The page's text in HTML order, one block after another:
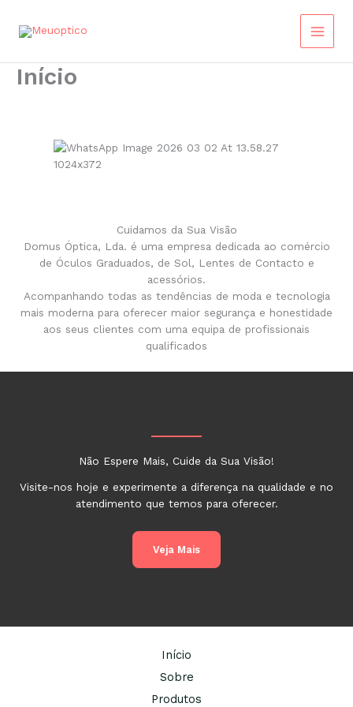
content
Início
Cuidamos da Sua Visão
Domus Óptica, Lda. é uma empresa dedicada ao comércio
de Óculos Graduados, de Sol, Lentes de Contacto e
acessórios.
Acompanhando todas as tendências de moda e tecnologia
mais moderna para oferecer maior segurança e honestidade
aos seus clientes com uma equipa de profissionais
qualificados
Não Espere Mais, Cuide da Sua Visão!
Visite-nos hoje e experimente a diferença na qualidade e no
atendimento que temos para oferecer.
Veja Mais
Início
Sobre
Produtos